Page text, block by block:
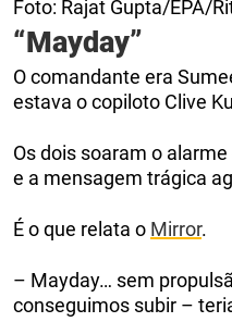
Foto: Rajat Gupta/EPA/
“Mayday”
O comandante era
estava o copiloto Clive
Os dois soaram o
e a mensagem trágica
É o que relata o Mirror.
– Mayday… sem
conseguimos subir –